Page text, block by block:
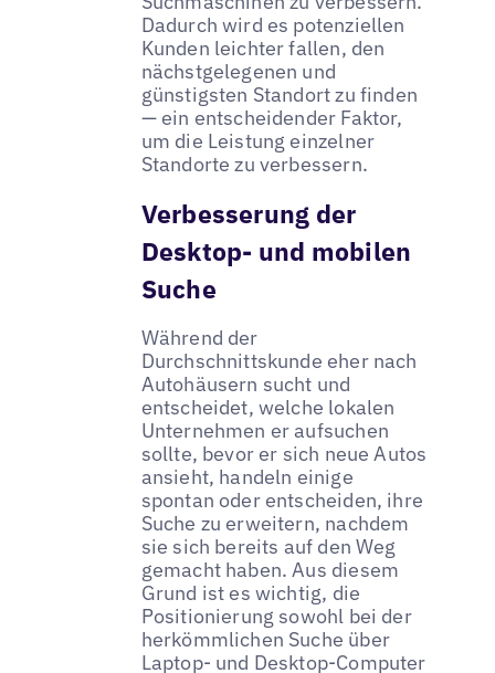
Dadurch wird es potenziellen
Kunden leichter fallen, den
nächstgelegenen und
günstigsten Standort zu finden
— ein entscheidender Faktor,
um die Leistung einzelner
Standorte zu verbessern.
Verbesserung der
Desktop- und mobilen
Suche
Während der
Durchschnittskunde eher nach
Autohäusern sucht und
entscheidet, welche lokalen
Unternehmen er aufsuchen
sollte, bevor er sich neue Autos
ansieht, handeln einige
spontan oder entscheiden, ihre
Suche zu erweitern, nachdem
sie sich bereits auf den Weg
gemacht haben. Aus diesem
Grund ist es wichtig, die
Positionierung sowohl bei der
herkömmlichen Suche über
Laptop- und Desktop-Computer